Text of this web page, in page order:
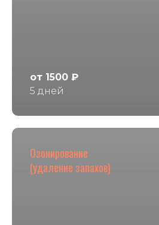
от 1500 ₽
5 дней
Озонирование
(удаление запахов)